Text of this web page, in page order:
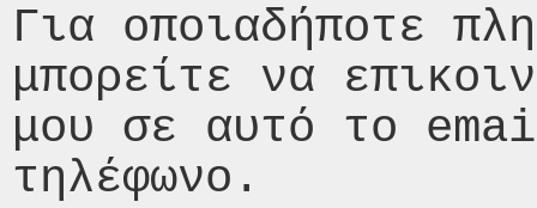
Για οποιαδήποτε
μπορείτε να
μου σε αυτό το
τηλέφωνο.